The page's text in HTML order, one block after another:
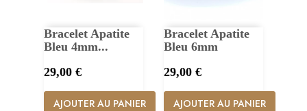
Bracelet Apatite
Bleu 4mm...
Prix
29,00 €
AJOUTER AU PANIER
Bracelet Apatite
Bleu 6mm
Prix
29,00 €
AJOUTER AU PANIER